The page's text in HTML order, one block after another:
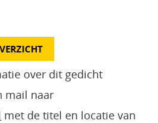
over dit gedicht
mail naar
met de titel en locatie van